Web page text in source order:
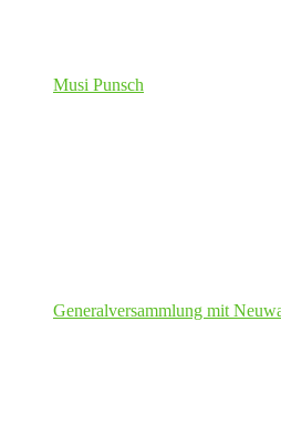
Musi Punsch
Generalversammlung mit